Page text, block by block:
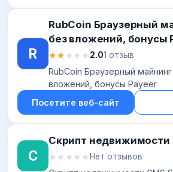
R
RubCoin Браузерный
без вложений, бонусы
★★★★★
★★★★★2.01 отзыв
RubCoin Браузерный
вложений, бонусы Payeer
Посетите веб-сайт
С
Скрипт недвижимости
★★★★★
★★★★★Нет отзывов